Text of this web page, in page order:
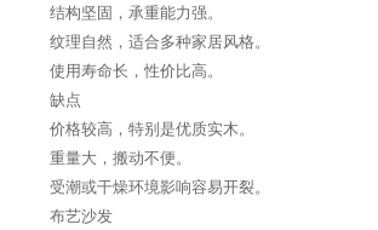
结构坚固，承重能力强。
纹理自然，适合多种家居风格。
使用寿命长，性价比高。
缺点
价格较高，特别是优质实木。
重量大，搬动不便。
受潮或干燥环境影响容易开裂。
布艺沙发